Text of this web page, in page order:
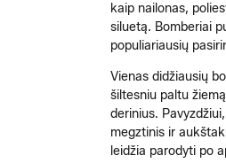
kaip nailonas,
siluetą. Bomberiai
populiariausių
Vienas didžiausių
šiltesniu paltu
derinius.
megztinis ir
leidžia parodyti po